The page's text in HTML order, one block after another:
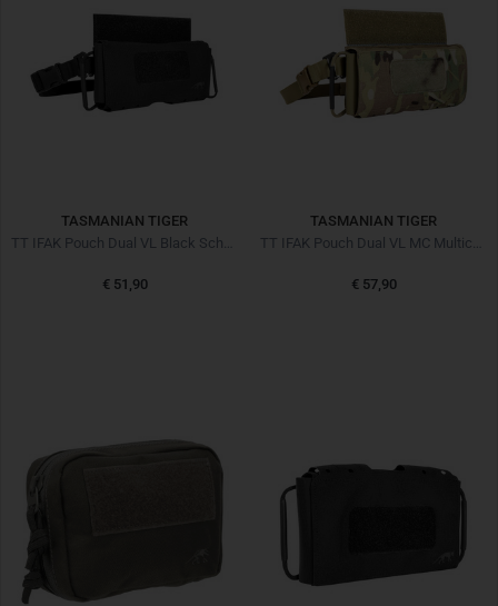
TASMANIAN TIGER
€ 51,90
TASMANIAN TIGER
€ 57,90